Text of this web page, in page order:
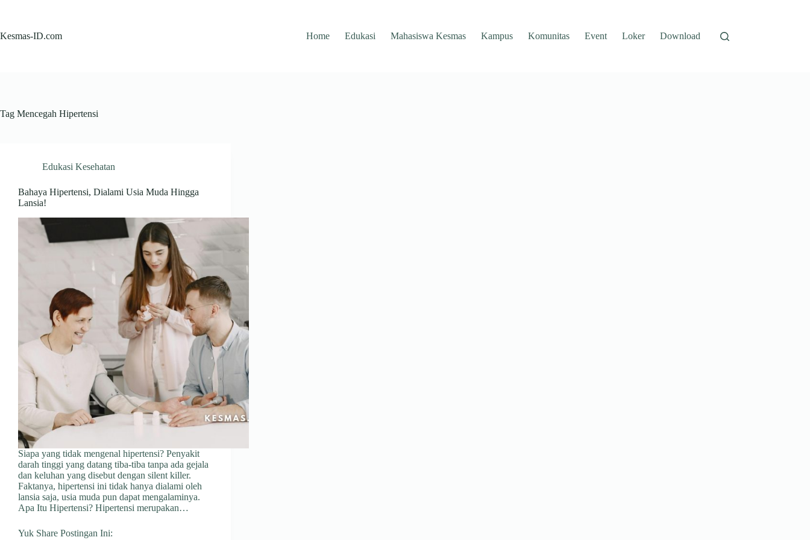
Kesmas-ID.com
Home Edukasi Mahasiswa Kesmas Kampus Komunitas Event Loker Download
Tag Mencegah Hipertensi
Edukasi Kesehatan
Bahaya Hipertensi, Dialami Usia Muda Hingga
Lansia!
Siapa yang tidak mengenal hipertensi? Penyakit
darah tinggi yang datang tiba-tiba tanpa ada gejala
dan keluhan yang disebut dengan silent killer.
Faktanya, hipertensi ini tidak hanya dialami oleh
lansia saja, usia muda pun dapat mengalaminya.
Apa Itu Hipertensi? Hipertensi merupakan…
Yuk Share Postingan Ini: